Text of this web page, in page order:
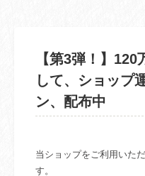
【第3弾！】
して、ショップ
ン、配布中
当ショップをご利用いた
す。